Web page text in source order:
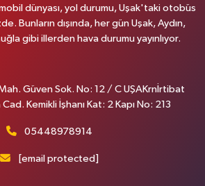
dünyası, yol durumu, Uşak'taki otobüs
Bunların dışında, her gün Uşak, Aydın,
gibi illerden hava durumu yayınlıyor.
Güven Sok. No: 12 / C UŞAKrnİrtibat
Kemikli İşhanı Kat: 2 Kapı No: 213
05448978914
[email protected]